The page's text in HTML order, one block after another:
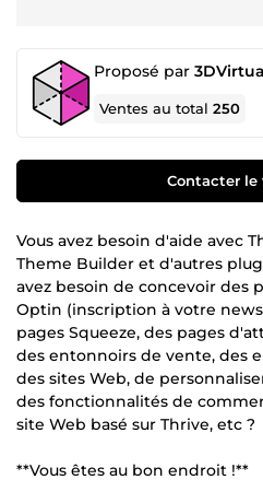
Proposé par
Ventes au total250
Contacter le
Vous avez besoin d'aide avec
Theme Builder et d'autres
avez besoin de concevoir des
Optin (inscription à votre
pages Squeeze, des pages
des entonnoirs de vente, des
des sites Web, de
des fonctionnalités de
site Web basé sur Thrive, etc ?
**Vous êtes au bon endroit !**